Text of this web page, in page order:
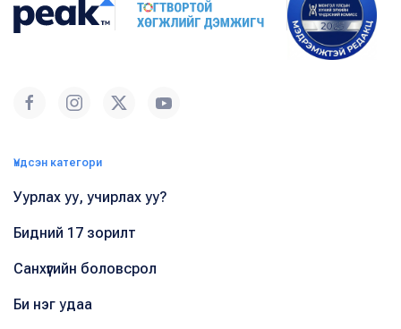
Үндсэн категори
Уурлах уу, учирлах уу?
Бидний 17 зорилт
Санхүүгийн боловсрол
Би нэг удаа